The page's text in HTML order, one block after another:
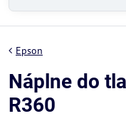
Epson
Náplne do
R360